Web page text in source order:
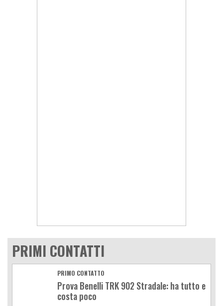
PRIMI CONTATTI
PRIMO CONTATTO
Prova Benelli TRK 902 Stradale: ha tutto e
costa poco